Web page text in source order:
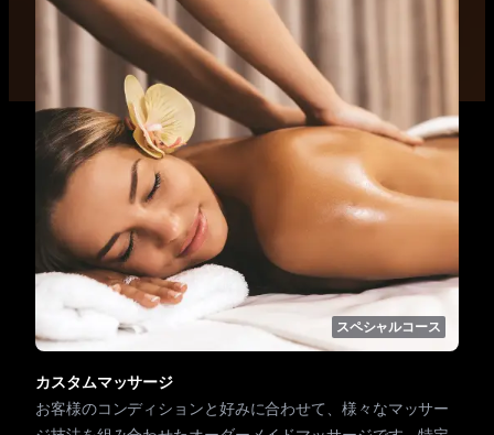
スペシャルコース
カスタムマッサージ
お客様のコンディションと好みに合わせて、様々なマッサー